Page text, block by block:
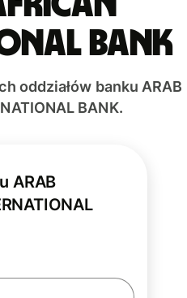
BANK
oddziałów banku ARAB
BANK.
ARAB